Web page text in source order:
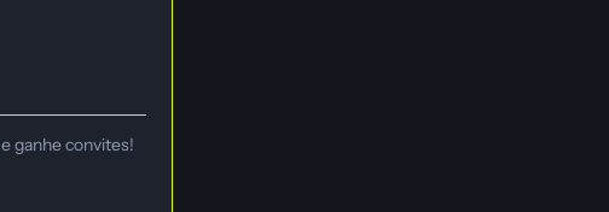
e ganhe convites!